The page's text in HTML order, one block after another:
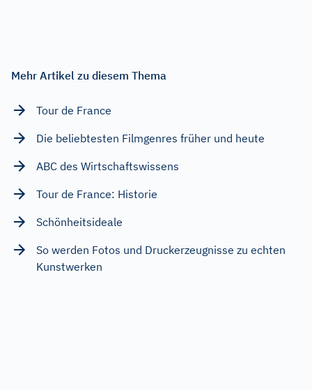
Mehr Artikel zu diesem Thema
Tour de France
Die beliebtesten Filmgenres früher und heute
ABC des Wirtschaftswissens
Tour de France: Historie
Schönheitsideale
So werden Fotos und Druckerzeugnisse zu echten
Kunstwerken